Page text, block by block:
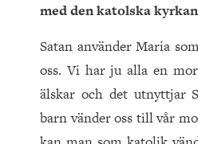
med den katolska
Satan använder Maria
oss. Vi har ju alla en
älskar och det utnyttjar
barn vänder oss till vår